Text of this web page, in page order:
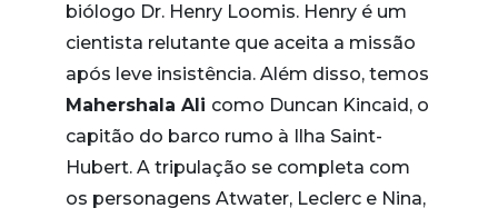
biólogo Dr. Henry Loomis. Henry é um
cientista relutante que aceita a missão
após leve insistência. Além disso, temos
Mahershala Ali como Duncan Kincaid, o
capitão do barco rumo à Ilha Saint-
Hubert. A tripulação se completa com
os personagens Atwater, Leclerc e Nina,